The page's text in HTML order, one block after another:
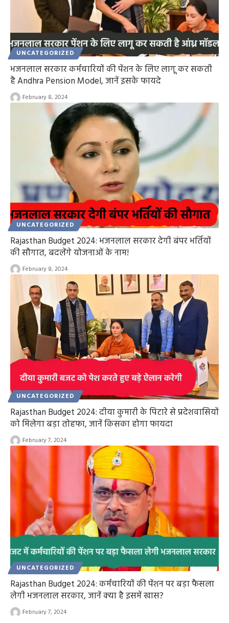
UNCATEGORIZED
भजनलाल सरकार कर्मचारियों की पेंशन के लिए लागू कर सकती
है Andhra Pension Model, जानें इसके फायदे
February 8, 2024
UNCATEGORIZED
Rajasthan Budget 2024: भजनलाल सरकार देगी बंपर भर्तियों
की सौगात, बदलेंगे योजनाओं के नाम!
February 8, 2024
UNCATEGORIZED
Rajasthan Budget 2024: दीया कुमारी के पिटारे से प्रदेशवासियों
को मिलेगा बड़ा तोहफा, जानें किसका होगा फायदा
February 7, 2024
UNCATEGORIZED
Rajasthan Budget 2024: कर्मचारियों की पेंशन पर बड़ा फैसला
लेगी भजनलाल सरकार, जानें क्या है इसमें खास?
February 7, 2024